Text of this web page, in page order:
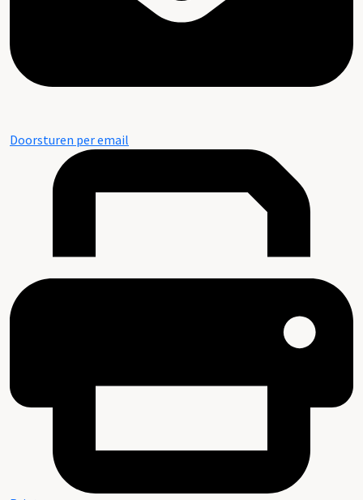
Doorsturen per email